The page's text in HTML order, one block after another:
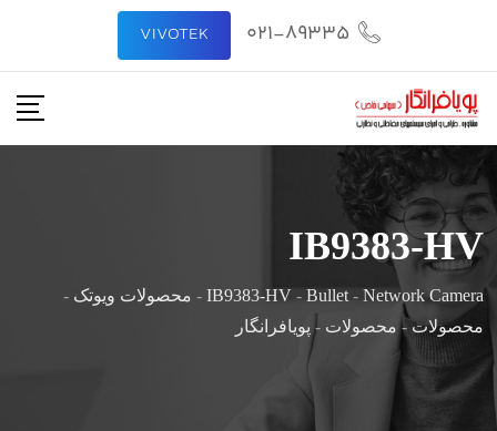
021-89335
VIVOTEK
IB9383-HV
IB9383-HV - Bullet - Network Camera
- محصولات ویوتک -
محصولات - محصولات - پویافرانگار